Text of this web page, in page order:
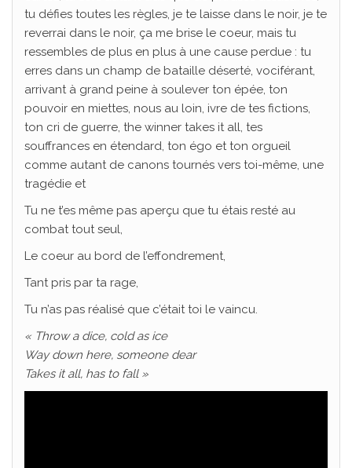
tu défies toutes les règles, je te laisse dans le noir, je te
reverrai dans le noir, ça me brise le coeur, mais tu
ressembles de plus en plus à une cause perdue : tu
erres dans un champ de bataille déserté, vociférant,
arrivant à grand peine à soulever ton épée, ton
pouvoir en miettes, nous au loin, ivre de tes fictions,
ton cri de guerre, the winner takes it all, tes
souffrances en étendard, ton égo et ton orgueil
comme autant de canons tournés vers toi-même, une
tragédie et
Tu ne t’es même pas aperçu que tu étais resté au
combat tout seul,
Le coeur au bord de l’effondrement,
Tant pris par ta rage,
Tu n’as pas réalisé que c’était toi le vaincu.
« Throw a dice, cold as ice
Way down here, someone dear
Takes it all, has to fall »